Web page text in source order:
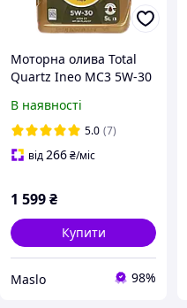
Моторна олива Total
Quartz Ineo MC3 5W-30
В наявності
5.0 (7)
від266₴/міс
1 599₴
Купити
Maslo 98%